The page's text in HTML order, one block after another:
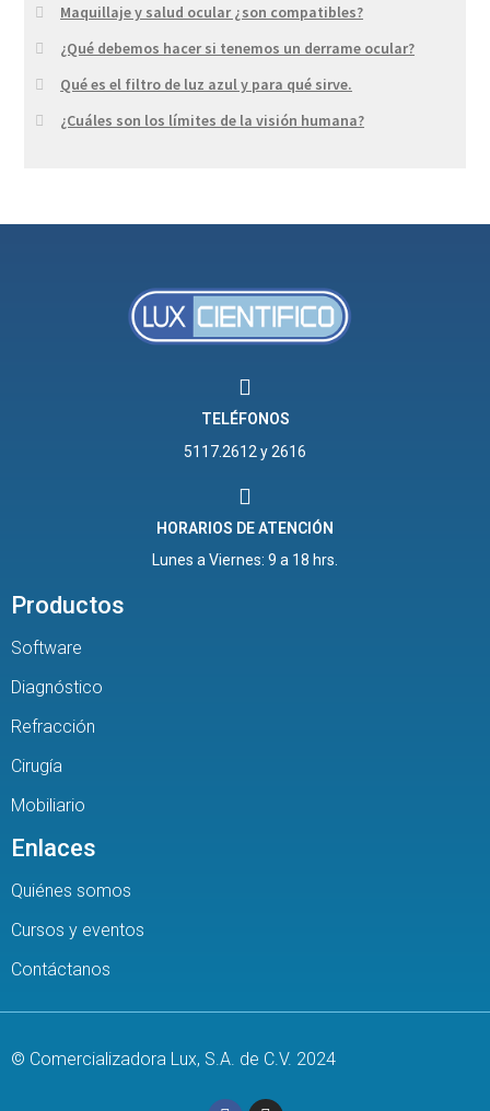
Maquillaje y salud ocular ¿son compatibles?
¿Qué debemos hacer si tenemos un derrame ocular?
Qué es el filtro de luz azul y para qué sirve.
¿Cuáles son los límites de la visión humana?
TELÉFONOS
5117.2612 y 2616
HORARIOS DE ATENCIÓN
Lunes a Viernes: 9 a 18 hrs.
Productos
Software
Diagnóstico
Refracción
Cirugía
Mobiliario
Enlaces
Quiénes somos
Cursos y eventos
Contáctanos
© Comercializadora Lux, S.A. de C.V. 2024